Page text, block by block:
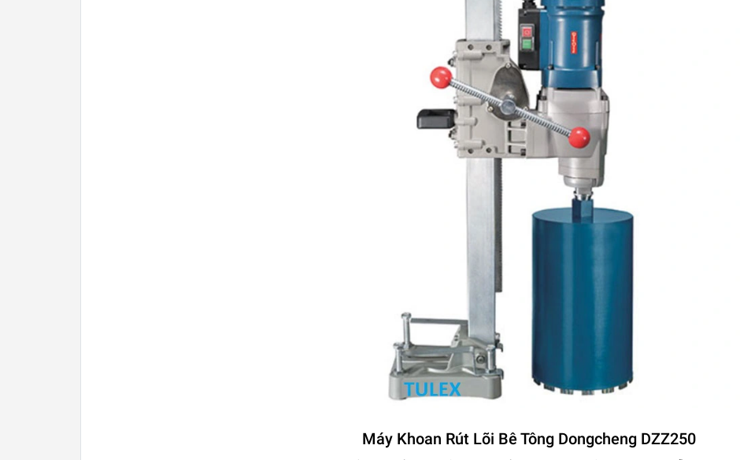
Máy Khoan Rút Lõi Bê Tông Dongcheng DZZ250